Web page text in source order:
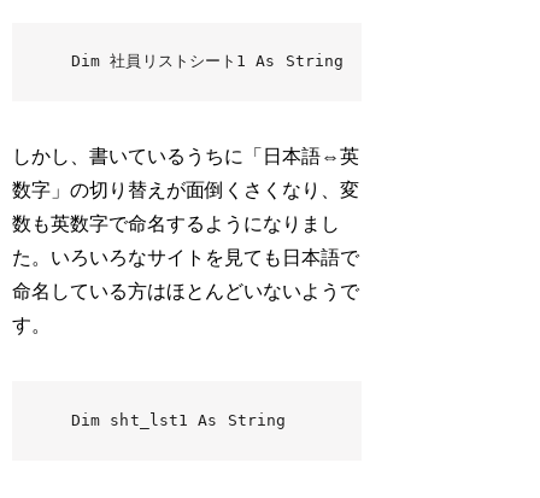
Dim 社員リストシート1 As String
しかし、書いているうちに「日本語⇔英
数字」の切り替えが面倒くさくなり、変
数も英数字で命名するようになりまし
た。いろいろなサイトを見ても日本語で
命名している方はほとんどいないようで
す。
Dim sht_lst1 As String